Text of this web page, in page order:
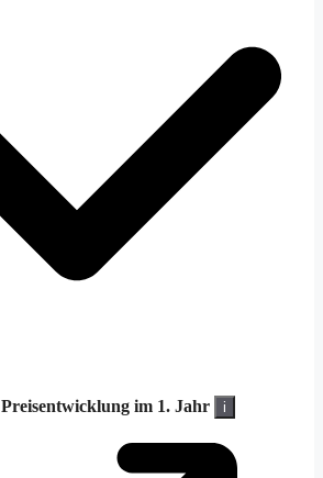
Preisentwicklung im 1. Jahr i